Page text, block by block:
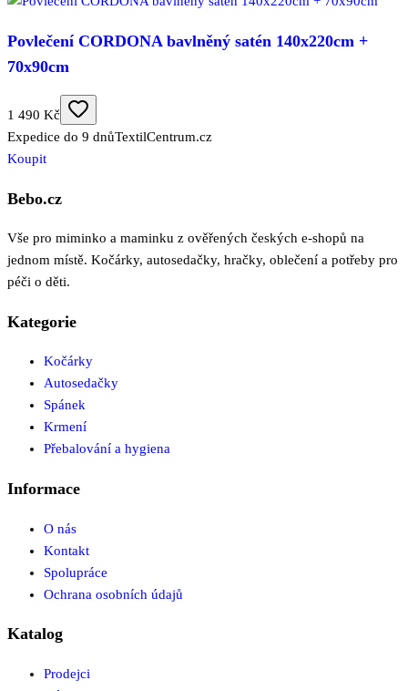
Povlečení CORDONA bavlněný satén 140x220cm +
70x90cm
1 490 Kč
Expedice do 9 dnůTextilCentrum.cz
Koupit
Bebo.cz
Vše pro miminko a maminku z ověřených českých e-shopů na
jednom místě. Kočárky, autosedačky, hračky, oblečení a potřeby pro
péči o děti.
Kategorie
Kočárky
Autosedačky
Spánek
Krmení
Přebalování a hygiena
Informace
O nás
Kontakt
Spolupráce
Ochrana osobních údajů
Katalog
Prodejci